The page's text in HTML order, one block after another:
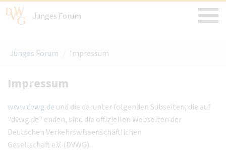
Junges Forum
Junges Forum Impressum
Impressum
www.dvwg.de und die darunter folgenden Subseiten, die auf
"dvwg.de" enden, sind die offiziellen Webseiten der
Deutschen Verkehrswissenschaftlichen
Gesellschaft e.V. (DVWG).